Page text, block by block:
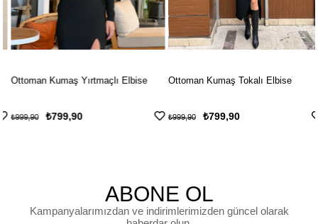
Ottoman Kumaş Yırtmaçlı Elbise
₺799,90
₺999,90
Ottoman Kumaş Tokalı Elbise
₺799,90
₺999,90
ABONE OL
Kampanyalarımızdan ve indirimlerimizden güncel olarak